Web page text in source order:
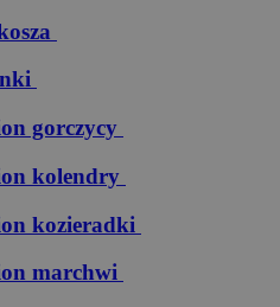
gorczycy
kolendry
kozieradki
marchwi